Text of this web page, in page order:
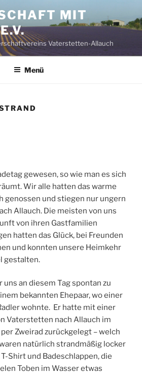
MIT
Vaterstetten-Allauch
Menü
gewesen, so wie man es sich
Wir alle hatten das warme
genossen und stiegen nur ungern
Allauch. Die meisten von uns
von ihren Gastfamilien
hatten das Glück, bei Freunden
und konnten unsere Heimkehr
gestalten.
an diesem Tag spontan zu
bekannten Ehepaar, wo einer
wohnte. Er hatte mit einer
Vaterstetten nach Allauch im
Zweirad zurückgelegt – welch
natürlich strandmäßig locker
Shirt und Badeschlappen, die
Toben im Wasser etwas